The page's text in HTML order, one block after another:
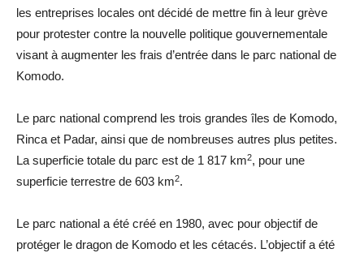
les entreprises locales ont décidé de mettre fin à leur grève
pour protester contre la nouvelle politique gouvernementale
visant à augmenter les frais d’entrée dans le parc national de
Komodo.
Le parc national comprend les trois grandes îles de Komodo,
Rinca et Padar, ainsi que de nombreuses autres plus petites.
La superficie totale du parc est de 1 817 km2, pour une
superficie terrestre de 603 km2.
Le parc national a été créé en 1980, avec pour objectif de
protéger le dragon de Komodo et les cétacés. L’objectif a été